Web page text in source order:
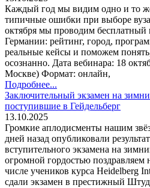
Каждый год мы видим одно и то
типичные ошибки при выборе
октября мы проводим бесплатный
Германии: рейтинг, город,
реальные кейсы и поможем
осознанно. Дата вебинара: 18
Москве) Формат: онлайн,
Подробнее...
Заключительный экзамен на
поступившие в Гейдельберг
13.10.2025
Громкие аплодисменты нашим
дней назад опубликовали
вступительного экзамена на
огромной гордостью поздравляем
числе учеников курса Heidelberg
сдали экзамен в престижный